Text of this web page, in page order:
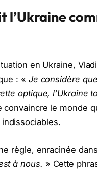
l’Ukraine
en Ukraine,
: « Je considère
optique, l’Ukraine
convaincre le monde
règle, enracinée
à nous. » Cette